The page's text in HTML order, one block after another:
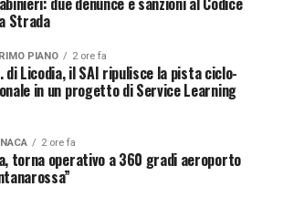
Strada
PIANO 2 ore fa
di Licodia, il SAI ripulisce la pista ciclo-
in un progetto di Service Learning
2 ore fa
torna operativo a 360 gradi aeroporto